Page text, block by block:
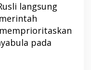
langsung
pada